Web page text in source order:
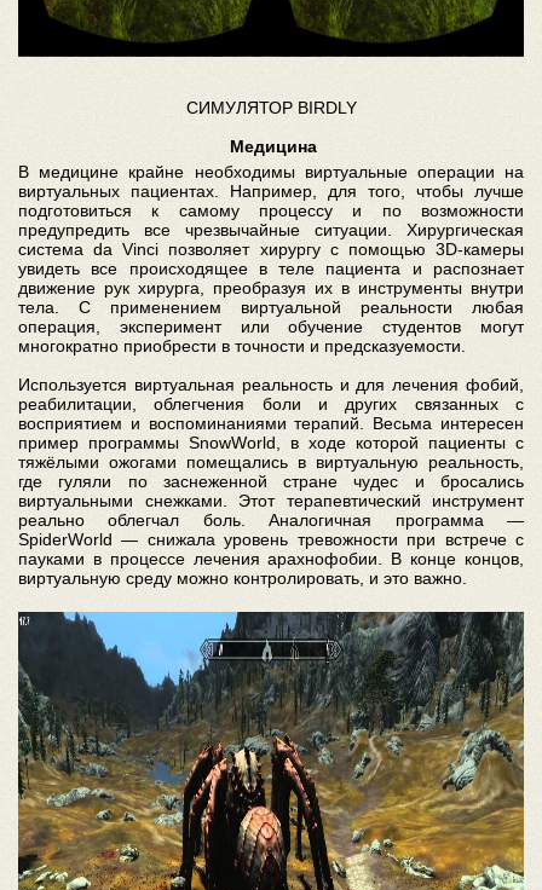
СИМУЛЯТОР BIRDLY
Медицина
В медицине крайне необходимы виртуальные операции на
виртуальных пациентах. Например, для того, чтобы лучше
подготовиться к самому процессу и по возможности
предупредить все чрезвычайные ситуации. Хирургическая
система da Vinci позволяет хирургу с помощью 3D-камеры
увидеть все происходящее в теле пациента и распознает
движение рук хирурга, преобразуя их в инструменты внутри
тела. С применением виртуальной реальности любая
операция, эксперимент или обучение студентов могут
многократно приобрести в точности и предсказуемости.
Используется виртуальная реальность и для лечения фобий,
реабилитации, облегчения боли и других связанных с
восприятием и воспоминаниями терапий. Весьма интересен
пример программы SnowWorld, в ходе которой пациенты с
тяжёлыми ожогами помещались в виртуальную реальность,
где гуляли по заснеженной стране чудес и бросались
виртуальными снежками. Этот терапевтический инструмент
реально облегчал боль. Аналогичная программа —
SpiderWorld — снижала уровень тревожности при встрече с
пауками в процессе лечения арахнофобии. В конце концов,
виртуальную среду можно контролировать, и это важно.